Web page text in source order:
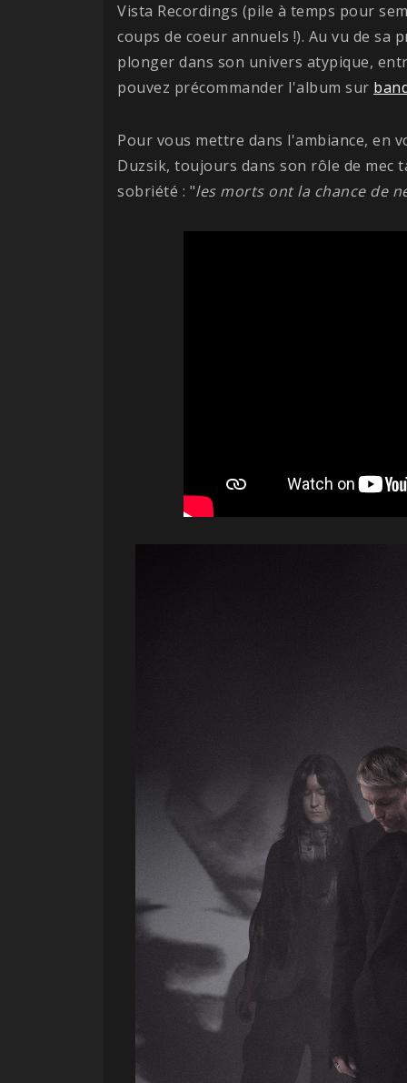
Vista Recordings (pile à temps pour
coups de coeur annuels !). Au vu de sa
plonger dans son univers atypique,
pouvez précommander l'album sur
Pour vous mettre dans l'ambiance, en
Duzsik, toujours dans son rôle de mec
sobriété : "les morts ont la chance de